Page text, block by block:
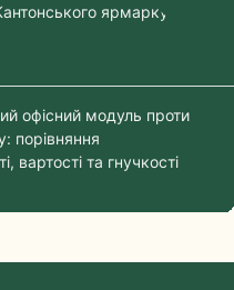
ярмарку
офісний модуль проти
порівняння
вартості та гнучкості